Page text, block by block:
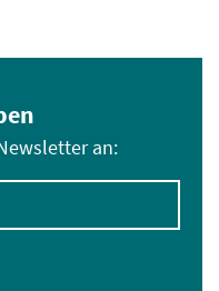
an: